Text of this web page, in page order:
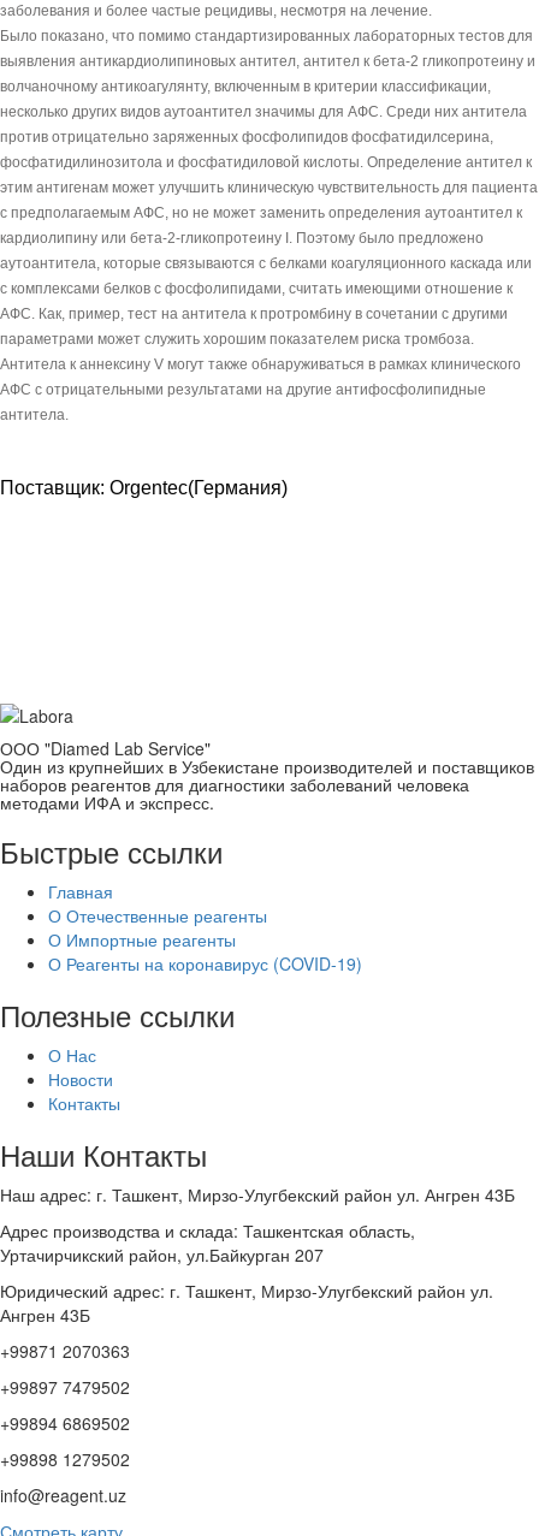
заболевания и более частые рецидивы, несмотря на лечение.
Было показано, что помимо стандартизированных лабораторных тестов для
выявления антикардиолипиновых антител, антител к бета-2 гликопротеину и
волчаночному антикоагулянту, включенным в критерии классификации,
несколько других видов аутоантител значимы для АФС. Среди них антитела
против отрицательно заряженных фосфолипидов фосфатидилсерина,
фосфатидилинозитола и фосфатидиловой кислоты. Определение антител к
этим антигенам может улучшить клиническую чувствительность для пациента
с предполагаемым АФС, но не может заменить определения аутоантител к
кардиолипину или бета-2-гликопротеину I. Поэтому было предложено
аутоантитела, которые связываются с белками коагуляционного каскада или
с комплексами белков с фосфолипидами, считать имеющими отношение к
АФС. Как, пример, тест на антитела к протромбину в сочетании с другими
параметрами может служить хорошим показателем риска тромбоза.
Антитела к аннексину V могут также обнаруживаться в рамках клинического
АФС с отрицательными результатами на другие антифосфолипидные
антитела.
Поставщик: Orgentec(Германия)
ООО "Diamed Lab Service"
Один из крупнейших в Узбекистане производителей и поставщиков
наборов реагентов для диагностики заболеваний человека
методами ИФА и экспресс.
Быстрые ссылки
Главная
О Отечественные реагенты
О Импортные реагенты
О Реагенты на коронавирус (COVID-19)
Полезные ссылки
О Нас
Новости
Контакты
Наши Контакты
Наш адрес: г. Ташкент, Мирзо-Улугбекский район ул. Ангрен 43Б
Адрес производства и склада: Ташкентская область,
Уртачирчикский район, ул.Байкурган 207
Юридический адрес: г. Ташкент, Мирзо-Улугбекский район ул.
Ангрен 43Б
+99871 2070363
+99897 7479502
+99894 6869502
+99898 1279502
info@reagent.uz
Смотреть карту